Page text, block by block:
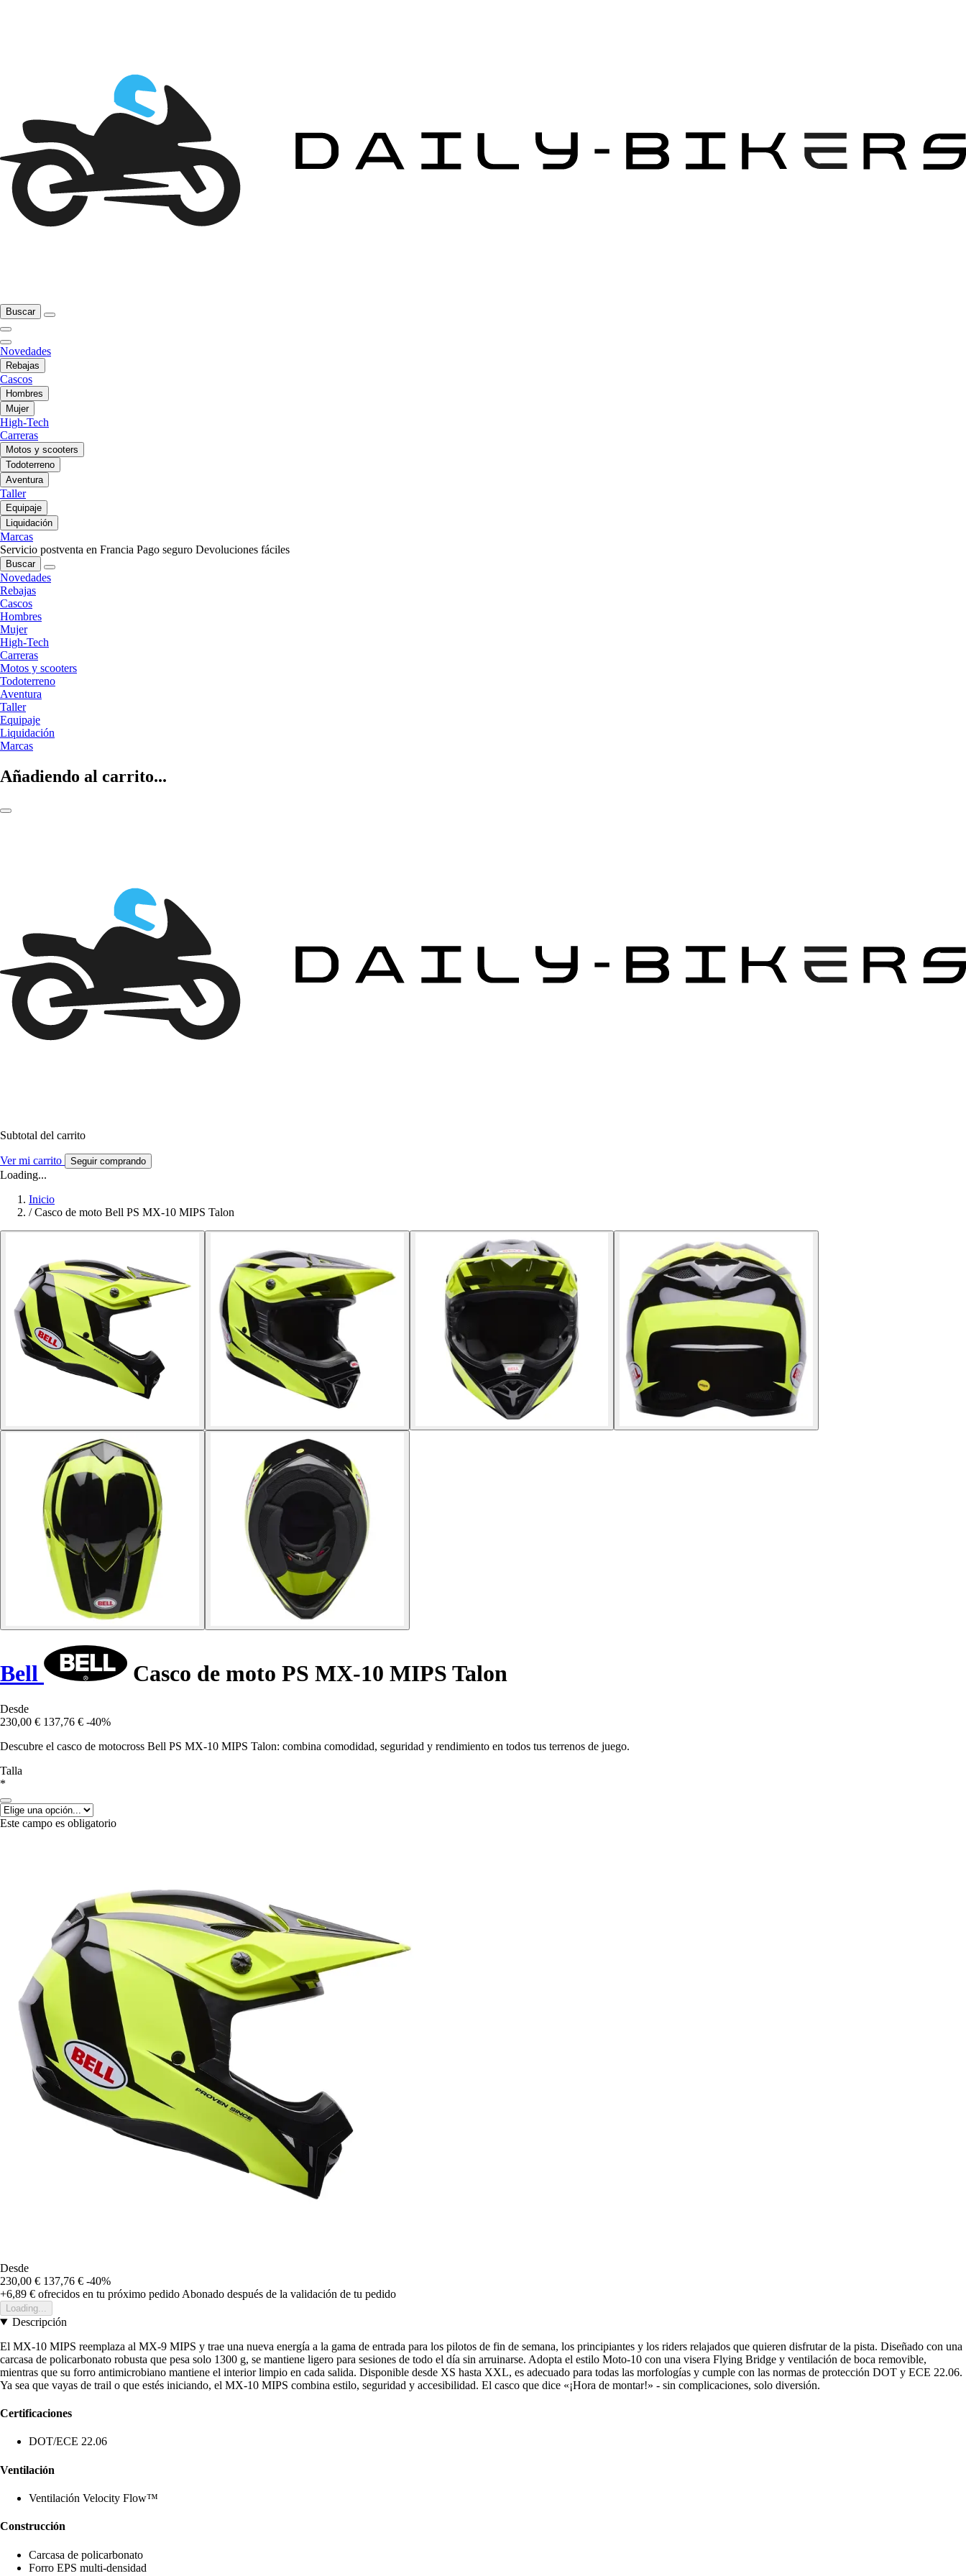
Buscar
Novedades
Rebajas
Cascos
Hombres
Mujer
High-Tech
Carreras
Motos y scooters
Todoterreno
Aventura
Taller
Equipaje
Liquidación
Marcas
Servicio postventa en Francia Pago seguro Devoluciones fáciles
Buscar
Novedades
Rebajas
Cascos
Hombres
Mujer
High-Tech
Carreras
Motos y scooters
Todoterreno
Aventura
Taller
Equipaje
Liquidación
Marcas
Añadiendo al carrito...
Subtotal del carrito
Ver mi carrito Seguir comprando
Loading...
Inicio
/ Casco de moto Bell PS MX-10 MIPS Talon
Bell Casco de moto PS MX-10 MIPS Talon
Desde
230,00 € 137,76 € -40%
Descubre el casco de motocross Bell PS MX-10 MIPS Talon: combina comodidad, seguridad y rendimiento en todos tus terrenos de juego.
Talla
*
Este campo es obligatorio
Desde
230,00 € 137,76 € -40%
+6,89 € ofrecidos en tu próximo pedido Abonado después de la validación de tu pedido
Loading...
Descripción
El MX-10 MIPS reemplaza al MX-9 MIPS y trae una nueva energía a la gama de entrada para los pilotos de fin de semana, los principiantes y los riders relajados que quieren disfrutar de la pista. Diseñado con una
carcasa de policarbonato robusta que pesa solo 1300 g, se mantiene ligero para sesiones de todo el día sin arruinarse. Adopta el estilo Moto-10 con una visera Flying Bridge y ventilación de boca removible,
mientras que su forro antimicrobiano mantiene el interior limpio en cada salida. Disponible desde XS hasta XXL, es adecuado para todas las morfologías y cumple con las normas de protección DOT y ECE 22.06.
Ya sea que vayas de trail o que estés iniciando, el MX-10 MIPS combina estilo, seguridad y accesibilidad. El casco que dice «¡Hora de montar!» - sin complicaciones, solo diversión.
Certificaciones
DOT/ECE 22.06
Ventilación
Ventilación Velocity Flow™
Construcción
Carcasa de policarbonato
Forro EPS multi-densidad